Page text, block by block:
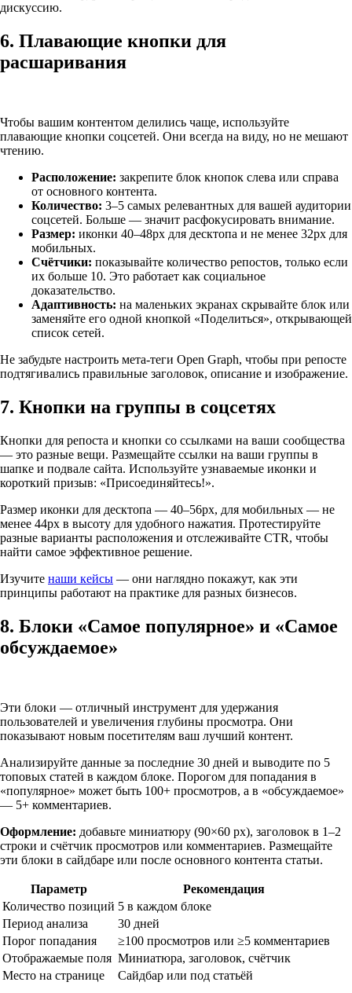
дискуссию.
6. Плавающие кнопки для
расшаривания
Чтобы вашим контентом делились чаще, используйте
плавающие кнопки соцсетей. Они всегда на виду, но не мешают
чтению.
Расположение: закрепите блок кнопок слева или справа
от основного контента.
Количество: 3–5 самых релевантных для вашей аудитории
соцсетей. Больше — значит расфокусировать внимание.
Размер: иконки 40–48px для десктопа и не менее 32px для
мобильных.
Счётчики: показывайте количество репостов, только если
их больше 10. Это работает как социальное
доказательство.
Адаптивность: на маленьких экранах скрывайте блок или
заменяйте его одной кнопкой «Поделиться», открывающей
список сетей.
Не забудьте настроить мета-теги Open Graph, чтобы при репосте
подтягивались правильные заголовок, описание и изображение.
7. Кнопки на группы в соцсетях
Кнопки для репоста и кнопки со ссылками на ваши сообщества
— это разные вещи. Размещайте ссылки на ваши группы в
шапке и подвале сайта. Используйте узнаваемые иконки и
короткий призыв: «Присоединяйтесь!».
Размер иконки для десктопа — 40–56px, для мобильных — не
менее 44px в высоту для удобного нажатия. Протестируйте
разные варианты расположения и отслеживайте CTR, чтобы
найти самое эффективное решение.
Изучите наши кейсы — они наглядно покажут, как эти
принципы работают на практике для разных бизнесов.
8. Блоки «Самое популярное» и «Самое
обсуждаемое»
Эти блоки — отличный инструмент для удержания
пользователей и увеличения глубины просмотра. Они
показывают новым посетителям ваш лучший контент.
Анализируйте данные за последние 30 дней и выводите по 5
топовых статей в каждом блоке. Порогом для попадания в
«популярное» может быть 100+ просмотров, а в «обсуждаемое»
— 5+ комментариев.
Оформление: добавьте миниатюру (90×60 px), заголовок в 1–2
строки и счётчик просмотров или комментариев. Размещайте
эти блоки в сайдбаре или после основного контента статьи.
Параметр
Рекомендация
Количество позиций 5 в каждом блоке
Период анализа
30 дней
Порог попадания
≥100 просмотров или ≥5 комментариев
Отображаемые поля Миниатюра, заголовок, счётчик
Место на странице
Сайдбар или под статьёй